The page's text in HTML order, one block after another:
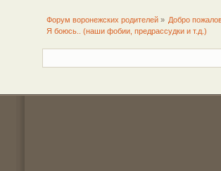
Форум воронежских родителей» Добро
Я боюсь.. (наши фобии, предрассудки и т.д.)